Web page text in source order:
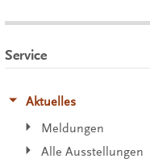
Service
Aktuelles
Meldungen
Alle Ausstellungen